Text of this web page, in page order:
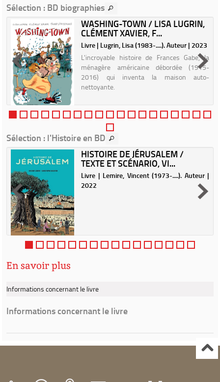
Sélection : BD biographies
WASHING-TOWN / LISA LUGRIN,
CLÉMENT XAVIER, F...
Livre | Lugrin, Lisa (1983-....). Auteur | 2023
L'incroyable histoire de Frances Gabe, la
ménagère américaine débordée (1915-
2016) qui inventa la maison auto-
nettoyante.
Sélection : l'Histoire en BD
HISTOIRE DE JÉRUSALEM /
TEXTE ET SCÉNARIO, VI...
Livre | Lemire, Vincent (1973-....). Auteur |
2022
En savoir plus
Informations concernant le livre
Informations concernant le livre